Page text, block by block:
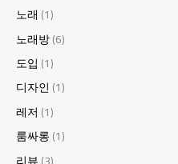
이
곳
이
뜨
는
이
유!
4.
강
남
노래 (1)
노래방(6)
도입 (1)
디자인(1)
레저 (1)
룸싸롱(1)